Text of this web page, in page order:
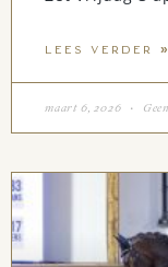
LEES VERDER »
maart 6, 2026